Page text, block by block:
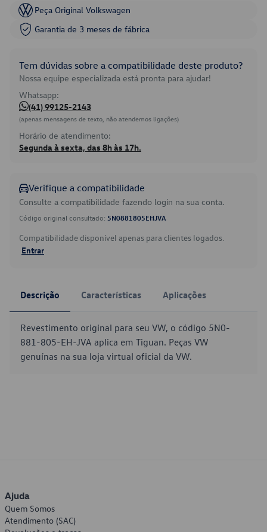
Peça Original Volkswagen
Garantia de 3 meses de fábrica
Tem dúvidas sobre a compatibilidade deste produto?
Nossa equipe especializada está pronta para ajudar!
Whatsapp:
(41) 99125-2143
(apenas mensagens de texto, não atendemos ligações)
Horário de atendimento:
Segunda à sexta, das 8h às 17h.
Verifique a compatibilidade
Consulte a compatibilidade fazendo login na sua conta.
Código original consultado: 5N0881805EHJVA
Compatibilidade disponível apenas para clientes logados.
Entrar
Descrição Características Aplicações
Revestimento original para seu VW, o código 5N0-
881-805-EH-JVA aplica em Tiguan. Peças VW
genuínas na sua loja virtual oficial da VW.
Ajuda
Quem Somos
Atendimento (SAC)